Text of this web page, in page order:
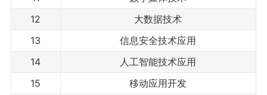
12
大数据技术
13
信息安全技术应用
14
人工智能技术应用
15
移动应用开发